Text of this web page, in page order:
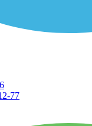
77